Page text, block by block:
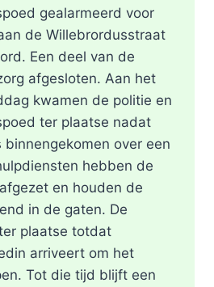
gealarmeerd voor
de Willebrordusstraat
Een deel van de
afgesloten. Aan het
kwamen de politie en
ter plaatse nadat
over een
hebben de
en houden de
in de gaten. De
plaatse totdat
arriveert om het
Tot die tijd blijft een